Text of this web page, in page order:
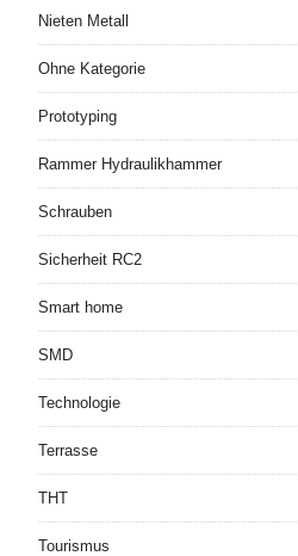
Nieten Metall
Ohne Kategorie
Prototyping
Rammer Hydraulikhammer
Schrauben
Sicherheit RC2
Smart home
SMD
Technologie
Terrasse
THT
Tourismus